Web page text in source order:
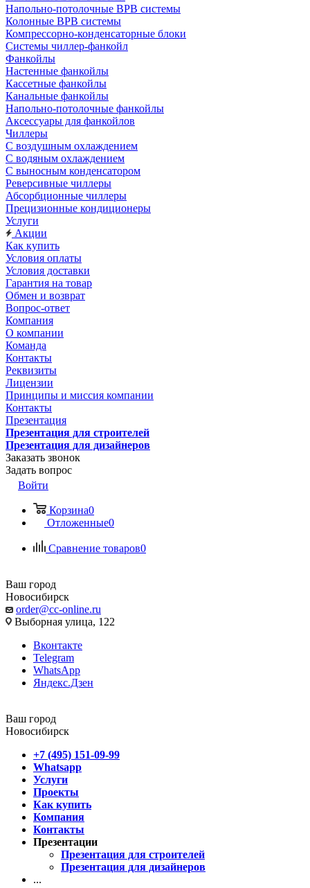
Напольно-потолочные ВРВ системы
Колонные ВРВ системы
Компрессорно-конденсаторные блоки
Системы чиллер-фанкойл
Фанкойлы
Настенные фанкойлы
Кассетные фанкойлы
Канальные фанкойлы
Напольно-потолочные фанкойлы
Аксессуары для фанкойлов
Чиллеры
С воздушным охлаждением
С водяным охлаждением
С выносным конденсатором
Реверсивные чиллеры
Абсорбционные чиллеры
Прецизионные кондиционеры
Услуги
Акции
Как купить
Условия оплаты
Условия доставки
Гарантия на товар
Обмен и возврат
Вопрос-ответ
Компания
О компании
Команда
Контакты
Реквизиты
Лицензии
Принципы и миссия компании
Контакты
Презентация
Презентация для строителей
Презентация для дизайнеров
Заказать звонок
Задать вопрос
Войти
Корзина0
Отложенные0
Сравнение товаров0
Ваш город
Новосибирск
order@cc-online.ru
Выборная улица, 122
Вконтакте
Telegram
WhatsApp
Яндекс.Дзен
Ваш город
Новосибирск
+7 (495) 151-09-99
Whatsapp
Услуги
Проекты
Как купить
Компания
Контакты
Презентации
Презентация для строителей
Презентация для дизайнеров
...